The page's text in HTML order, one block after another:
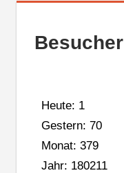
Besucher
Heute: 1
Gestern: 70
Monat: 379
Jahr: 180211